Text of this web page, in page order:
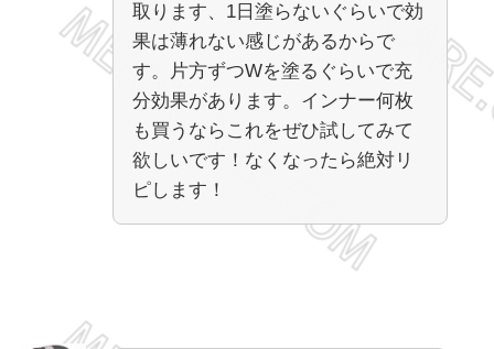
取ります、1日塗らないぐらいで効
果は薄れない感じがあるからで
す。片方ずつWを塗るぐらいで充
分効果があります。インナー何枚
も買うならこれをぜひ試してみて
欲しいです！なくなったら絶対リ
ピします！